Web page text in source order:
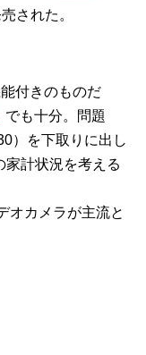
された。
付きのものだ
でも十分。問題
）を下取りに出し
家計状況を考える
オカメラが主流と